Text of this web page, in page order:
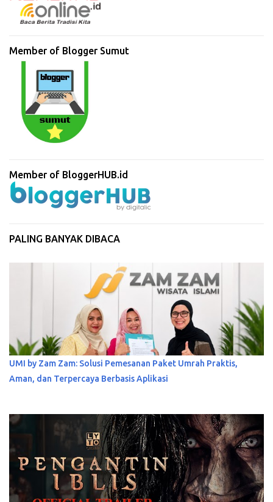
Member of Blogger Sumut
Member of BloggerHUB.id
PALING BANYAK DIBACA
UMI by Zam Zam: Solusi Pemesanan Paket Umrah Praktis,
Aman, dan Terpercaya Berbasis Aplikasi